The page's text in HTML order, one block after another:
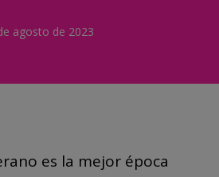
agosto de 2023
es la mejor época